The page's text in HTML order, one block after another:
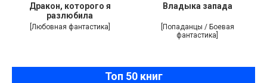
Дракон, которого я
разлюбила
[Любовная фантастика]
Владыка запада
[Попаданцы / Боевая
фантастика]
Топ 50 книг